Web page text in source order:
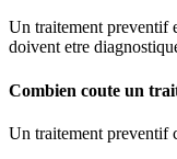
Un traitement preventif
doivent etre
Combien coute un
Un traitement preventif